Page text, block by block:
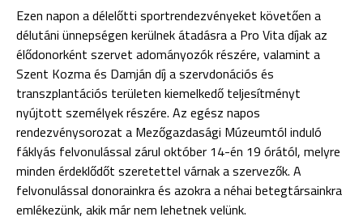
Ezen napon a délelőtti sportrendezvényeket követően a
délutáni ünnepségen kerülnek átadásra a Pro Vita díjak az
élődonorként szervet adományozók részére, valamint a
Szent Kozma és Damján díj a szervdonációs és
transzplantációs területen kiemelkedő teljesítményt
nyújtott személyek részére. Az egész napos
rendezvénysorozat a Mezőgazdasági Múzeumtól induló
fáklyás felvonulással zárul október 14-én 19 órától, melyre
minden érdeklődőt szeretettel várnak a szervezők. A
felvonulással donorainkra és azokra a néhai betegtársainkra
emlékezünk, akik már nem lehetnek velünk.